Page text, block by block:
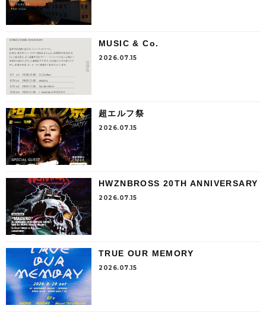
MUSIC & Co.
2026.07.15
超エルフ祭
2026.07.15
HWZNBROSS 20TH ANNIVERSARY
2026.07.15
TRUE OUR MEMORY
2026.07.15